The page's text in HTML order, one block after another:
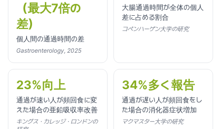
（最大7倍の
差）
個人間の通過時間の差
Gastroenterology, 2025
大腸通過時間が全体の個人
差に占める割合
コペンハーゲン大学の研究
23%向上
通過が速い人が頻回食に変
えた場合の亜鉛吸収率改善
キングス・カレッジ・ロンドンの
34%多く報告
通過が遅い人が頻回食をし
た場合の消化器症状増加
マクマスター大学の研究